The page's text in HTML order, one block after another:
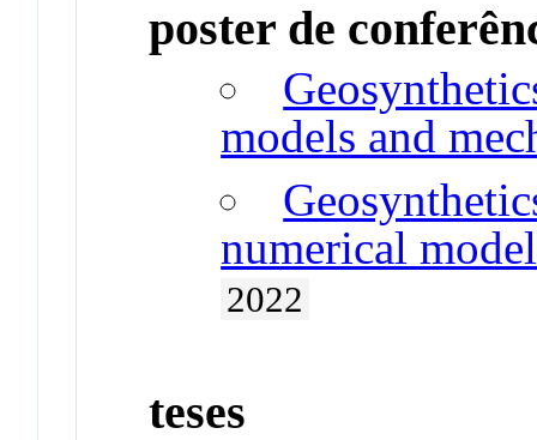
poster de
models and
numerical
2022
teses